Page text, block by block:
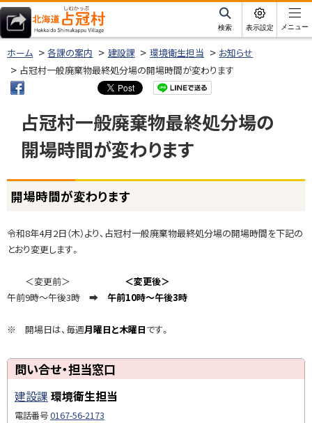
本
文
へ北海道占冠村
サ
イ
ト
内
検索 表示設定 メニュー
ホーム 各課の案内 建設課 環境衛生担当
お知らせ
占冠村一般廃棄物最終処分場の開場時間が変わります
占冠村一般廃棄物最終処分場の
開場時間が変わります
ページ内目次
開
時
間
わ
ま
問
い
合
開場時間が変わります
令和8年4月2日（木）より、占冠村一般廃棄物最終処分場の開場時間を下記の
とおり変更します。
＜変更前＞ ＜変更後＞
午前9時～午後3時 ➡ 午前10時～午後3時
※ 開場日は、毎週月曜日と木曜日です。
ッ
プ
に
問い合せ・担当窓口
建設課 環境衛生担当
電話番号0167-56-2173